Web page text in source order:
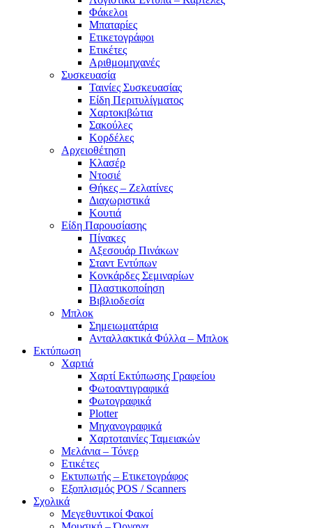
Φάκελοι
Μπαταρίες
Ετικετογράφοι
Ετικέτες
Αριθμομηχανές
Συσκευασία
Ταινίες Συσκευασίας
Είδη Περιτυλίγματος
Χαρτοκιβώτια
Σακούλες
Κορδέλες
Αρχειοθέτηση
Κλασέρ
Ντοσιέ
Θήκες – Ζελατίνες
Διαχωριστικά
Κουτιά
Είδη Παρουσίασης
Πίνακες
Αξεσουάρ Πινάκων
Σταντ Εντύπων
Κονκάρδες Σεμιναρίων
Πλαστικοποίηση
Βιβλιοδεσία
Μπλοκ
Σημειωματάρια
Ανταλλακτικά Φύλλα – Μπλοκ
Εκτύπωση
Χαρτιά
Χαρτί Εκτύπωσης Γραφείου
Φωτοαντιγραφικά
Φωτογραφικά
Plotter
Μηχανογραφικά
Χαρτοταινίες Ταμειακών
Μελάνια – Τόνερ
Ετικέτες
Εκτυπωτής – Ετικετογράφος
Εξοπλισμός POS / Scanners
Σχολικά
Μεγεθυντικοί Φακοί